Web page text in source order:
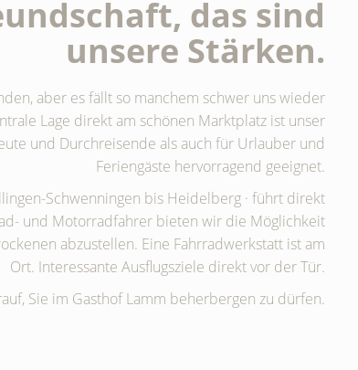
das sind
unsere Stärken.
aber es fällt so manchem schwer uns wieder
Lage direkt am schönen Marktplatz ist unser
und Durchreisende als auch für Urlauber und
Feriengäste hervorragend geeignet.
Schwenningen bis Heidelberg · führt direkt
und Motorradfahrer bieten wir die Möglichkeit
abzustellen. Eine Fahrradwerkstatt ist am
Ort. Interessante Ausflugsziele direkt vor der Tür.
Sie im Gasthof Lamm beherbergen zu dürfen.